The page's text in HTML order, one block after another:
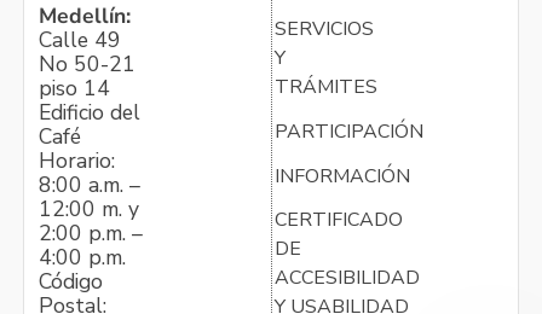
Medellín:
Calle 49
No 50-21
piso 14
Edificio del
Café
Horario:
8:00 a.m. –
12:00 m. y
2:00 p.m. –
4:00 p.m.
Código
Postal:
SERVICIOS
Y
TRÁMITES
PARTICIPACIÓN
INFORMACIÓN
CERTIFICADO
DE
ACCESIBILIDAD
Y USABILIDAD